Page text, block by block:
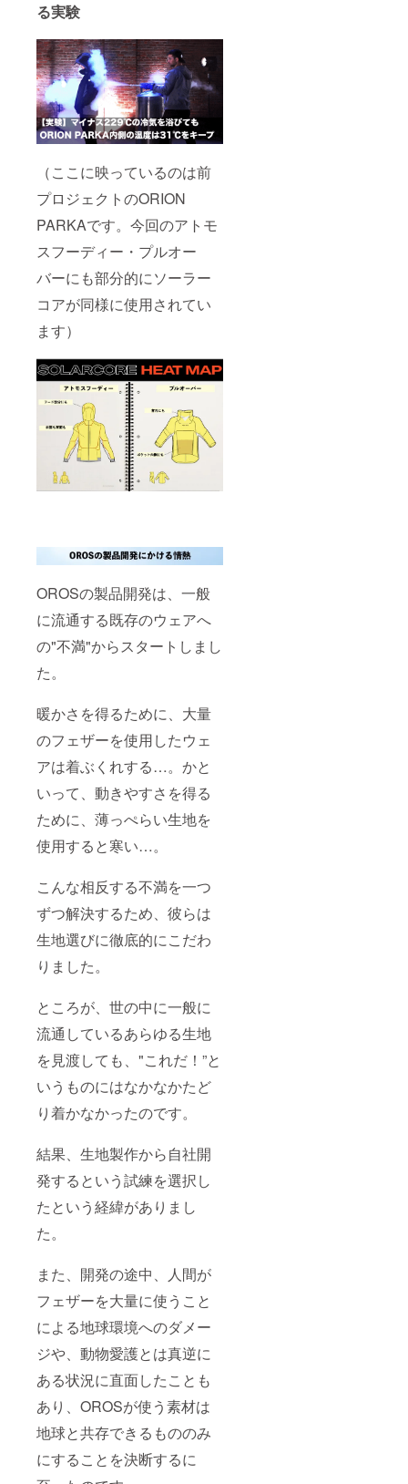
る実験
（ここに映っているのは前
プロジェクトのORION
PARKAです。今回のアトモ
スフーディー・プルオー
バーにも部分的にソーラー
コアが同様に使用されてい
ます）
OROSの製品開発は、一般
に流通する既存のウェアへ
の"不満"からスタートしまし
た。
暖かさを得るために、大量
のフェザーを使用したウェ
アは着ぶくれする…。かと
いって、動きやすさを得る
ために、薄っぺらい生地を
使用すると寒い…。
こんな相反する不満を一つ
ずつ解決するため、彼らは
生地選びに徹底的にこだわ
りました。
ところが、世の中に一般に
流通しているあらゆる生地
を見渡しても、"これだ！”と
いうものにはなかなかたど
り着かなかったのです。
結果、生地製作から自社開
発するという試練を選択し
たという経緯がありまし
た。
また、開発の途中、人間が
フェザーを大量に使うこと
による地球環境へのダメー
ジや、動物愛護とは真逆に
ある状況に直面したことも
あり、OROSが使う素材は
地球と共存できるもののみ
にすることを決断するに